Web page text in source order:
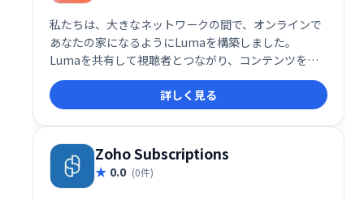
私たちは、大きなネットワークの間で、オンラインで
あなたの家になるようにLumaを構築しました。
Lumaを共有して視聴者とつながり、コンテンツを紹
介し、お金を稼ぎましょう。
詳しく見る
Zoho Subscriptions
0.0 (0件)